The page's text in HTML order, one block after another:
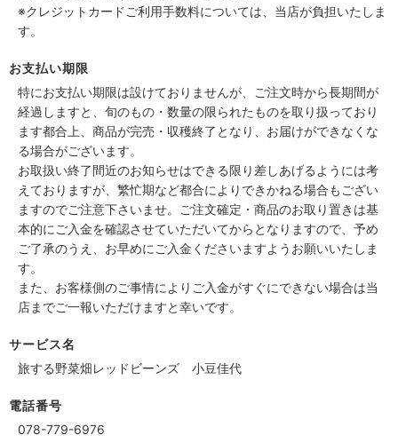
※クレジットカードご利用手数料については、当店が負担いたしま
す。
お支払い期限
特にお支払い期限は設けておりませんが、ご注文時から長期間が
経過しますと、旬のもの・数量の限られたものを取り扱っており
ます都合上、商品が完売・収穫終了となり、お届けができなくな
る場合がございます。
お取扱い終了間近のお知らせはできる限り差しあげるようには考
えておりますが、繁忙期など都合によりできかねる場合もござい
ますのでご注意下さいませ。ご注文確定・商品のお取り置きは基
本的にご入金を確認させていただいてからとなりますので、予め
ご了承のうえ、お早めにご入金くださいますようお願いいたしま
す。
また、お客様側のご事情によりご入金がすぐにできない場合は当
店までご一報いただけますと幸いです。
サービス名
旅する野菜畑レッドビーンズ 小豆佳代
電話番号
078-779-6976